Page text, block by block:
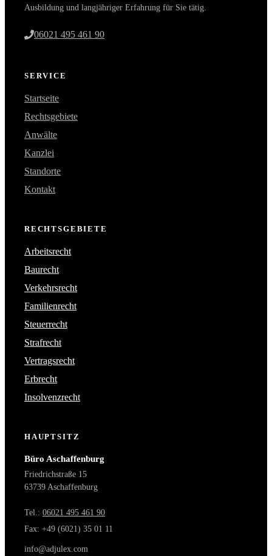
Ausbildung und langjähriger Erfahrung für Sie tätig.
06021 495 461 90
SERVICE
Startseite
Rechtsgebiete
Anwälte
Kanzlei
Standorte
Kontakt
RECHTSGEBIETE
Arbeitsrecht
Baurecht
Verkehrsrecht
Familienrecht
Steuerrecht
Strafrecht
Vertragsrecht
Erbrecht
Insolvenzrecht
HAUPTSITZ
Büro Aschaffenburg
Friedrichstraße 15
63739 Aschaffenburg
Tel.: 06021 495 461 90
Fax: +49 (6021) 35 01 11
info@adjulex.com